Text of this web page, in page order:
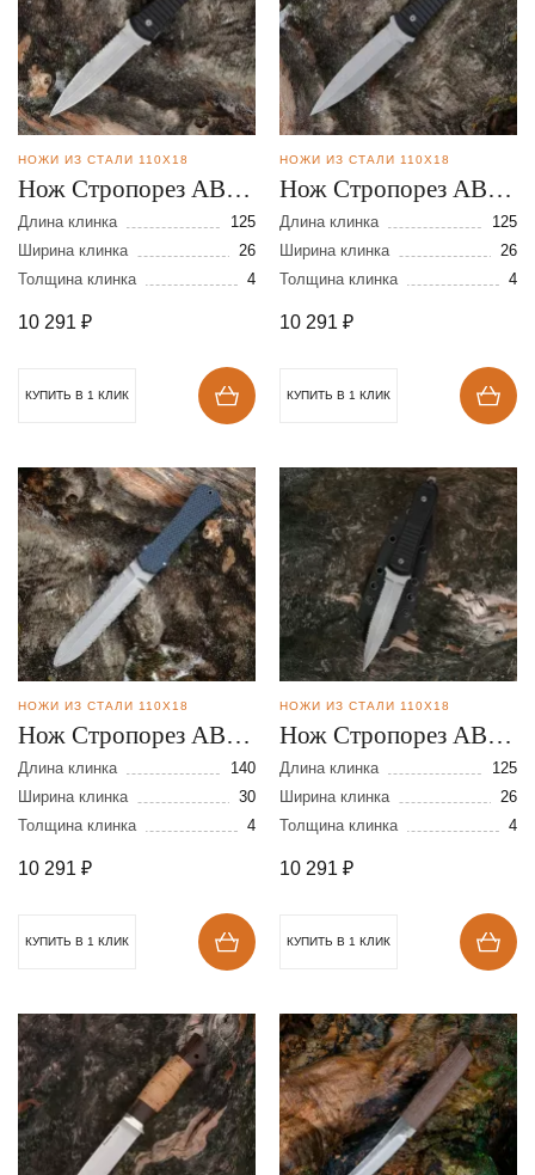
НОЖИ ИЗ СТАЛИ 110Х18
Нож Стропорез АВ-1
№3 из стали 110х18
Длина клинка
125
Ширина клинка
26
Толщина клинка
4
10 291 ₽
КУПИТЬ В 1 КЛИК
НОЖИ ИЗ СТАЛИ 110Х18
Нож Стропорез АВ-1
№2 из стали 110х18
Длина клинка
125
Ширина клинка
26
Толщина клинка
4
10 291 ₽
КУПИТЬ В 1 КЛИК
НОЖИ ИЗ СТАЛИ 110Х18
Нож Стропорез АВ-2
из стали 110х18
Длина клинка
140
Ширина клинка
30
Толщина клинка
4
10 291 ₽
КУПИТЬ В 1 КЛИК
НОЖИ ИЗ СТАЛИ 110Х18
Нож Стропорез АВ-1
№1 из стали 110х18
Длина клинка
125
Ширина клинка
26
Толщина клинка
4
10 291 ₽
КУПИТЬ В 1 КЛИК